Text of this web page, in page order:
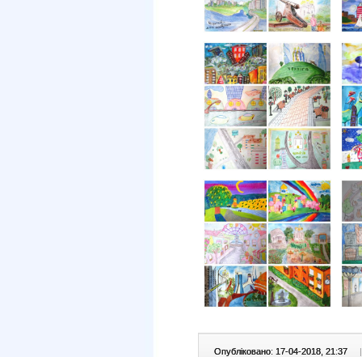
Опубліковано: 17-04-2018, 21:37 |